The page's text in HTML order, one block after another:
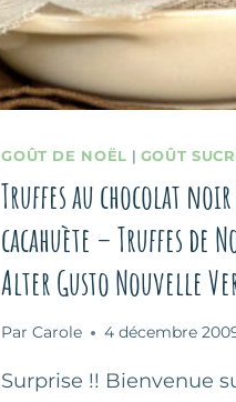
GOÛT DE NOËL | GOÛT
Truffes au chocolat
cacahuète – Truffes de
Alter Gusto Nouvelle
Par Carole 4 décembre
Surprise !! Bienvenue